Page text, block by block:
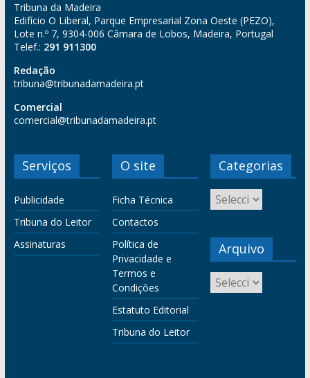
Tribuna da Madeira
Edifício O Liberal, Parque Empresarial Zona Oeste (PEZO),
Lote n.º 7, 9304-006 Câmara de Lobos, Madeira, Portugal
Telef.: 291 911300
Redação
tribuna@tribunadamadeira.pt
Comercial
comercial@tribunadamadeira.pt
Serviços
Publicidade
Tribuna do Leitor
Assinaturas
O site
Ficha Técnica
Contactos
Política de
Privacidade e
Termos e
Condições
Estatuto Editorial
Tribuna do Leitor
Categorias
Arquivo